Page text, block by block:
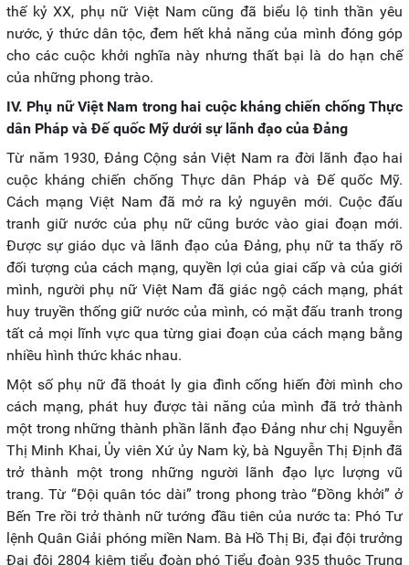
thế kỷ XX, phụ nữ Việt Nam cũng đã biểu lộ tinh thần yêu
nước, ý thức dân tộc, đem hết khả năng của mình đóng góp
cho các cuộc khởi nghĩa này nhưng thất bại là do hạn chế
của những phong trào.
IV. Phụ nữ Việt Nam trong hai cuộc kháng chiến chống Thực
dân Pháp và Đế quốc Mỹ dưới sự lãnh đạo của Đảng
Từ năm 1930, Đảng Cộng sản Việt Nam ra đời lãnh đạo hai
cuộc kháng chiến chống Thực dân Pháp và Đế quốc Mỹ.
Cách mạng Việt Nam đã mở ra kỷ nguyên mới. Cuộc đấu
tranh giữ nước của phụ nữ cũng bước vào giai đoạn mới.
Được sự giáo dục và lãnh đạo của Đảng, phụ nữ ta thấy rõ
đối tượng của cách mạng, quyền lợi của giai cấp và của giới
mình, người phụ nữ Việt Nam đã giác ngộ cách mạng, phát
huy truyền thống giữ nước của mình, có mặt đấu tranh trong
tất cả mọi lĩnh vực qua từng giai đoạn của cách mạng bằng
nhiều hình thức khác nhau.
Một số phụ nữ đã thoát ly gia đình cống hiến đời mình cho
cách mạng, phát huy được tài năng của mình đã trở thành
một trong những thành phần lãnh đạo Đảng như chị Nguyễn
Thị Minh Khai, Ủy viên Xứ ủy Nam kỳ, bà Nguyễn Thị Định đã
trở thành một trong những người lãnh đạo lực lượng vũ
trang. Từ “Đội quân tóc dài” trong phong trào “Đồng khởi” ở
Bến Tre rồi trở thành nữ tướng đầu tiên của nước ta: Phó Tư
lệnh Quân Giải phóng miền Nam. Bà Hồ Thị Bi, đại đội trưởng
Đại đội 2804 kiêm tiểu đoàn phó Tiểu đoàn 935 thuộc Trung